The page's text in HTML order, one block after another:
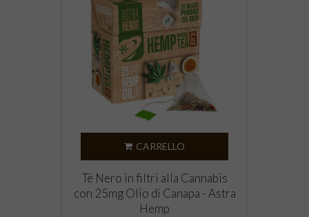
CARRELLO
Tè Nero in filtri alla Cannabis
con 25mg Olio di Canapa - Astra
Hemp